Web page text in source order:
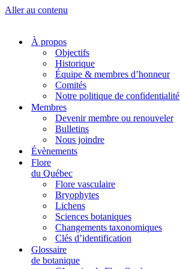
Aller au contenu
À propos
Objectifs
Historique
Équipe & membres d’honneur
Comités
Notre politique de confidentialité
Membres
Devenir membre ou renouveler
Bulletins
Nous joindre
Évènements
Flore
du Québec
Flore vasculaire
Bryophytes
Lichens
Sciences botaniques
Changements taxonomiques
Clés d’identification
Glossaire
de botanique